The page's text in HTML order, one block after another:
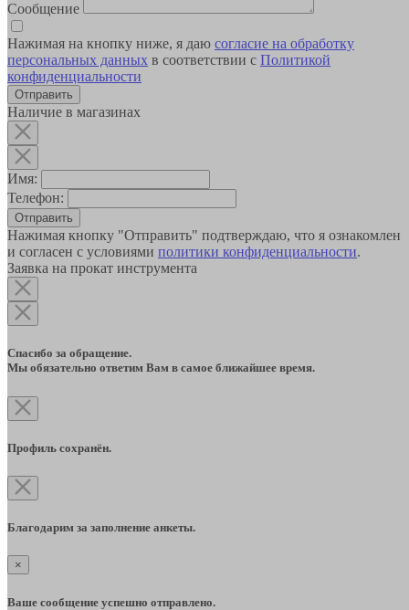
Сообщение
Нажимая на кнопку ниже, я даю согласие на обработку
персональных данных в соответствии с Политикой
конфиденциальности
Наличие в магазинах
Имя:
Телефон:
Отправить
Нажимая кнопку "Отправить" подтверждаю, что я ознакомлен
и согласен с условиями политики конфиденциальности.
Заявка на прокат инструмента
Спасибо за обращение.
Мы обязательно ответим Вам в самое ближайшее время.
Профиль сохранён.
Благодарим за заполнение анкеты.
×
Ваше сообщение успешно отправлено.